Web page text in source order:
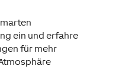
ein und erfahre
für mehr